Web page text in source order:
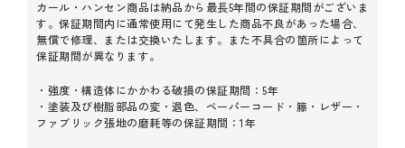
カール・ハンセン商品は納品から最長5年間の保証期間がございま
す。保証期間内に通常使用にて発生した商品不良があった場合、
無償で修理、または交換いたします。また不具合の箇所によって
保証期間が異なります。
・強度・構造体にかかわる破損の保証期間：5年
・塗装及び樹脂部品の変・退色、ペーパーコード・籐・レザー・
ファブリック張地の磨耗等の保証期間：1年